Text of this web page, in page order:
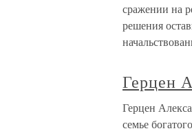
сражении на
решения
Герцен
Герцен
семье